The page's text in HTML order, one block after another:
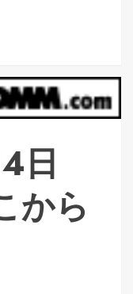
日
から